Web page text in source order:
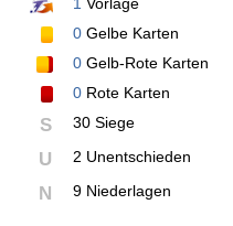
1 Vorlage
0 Gelbe Karten
0 Gelb-Rote Karten
0 Rote Karten
S 30 Siege
U 2 Unentschieden
N 9 Niederlagen